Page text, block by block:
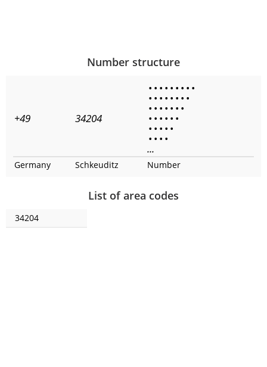
Number structure
+49 34204
• • • • • • • • •
• • • • • • • •
• • • • • • •
• • • • • •
• • • • •
• • • •
...
Germany Schkeuditz Number
List of area codes
34204